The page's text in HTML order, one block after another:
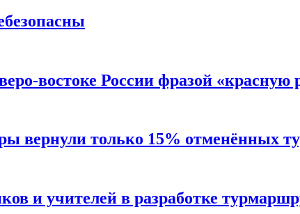
востоке России фразой
вернули только 15% отменённых
и учителей в разработке